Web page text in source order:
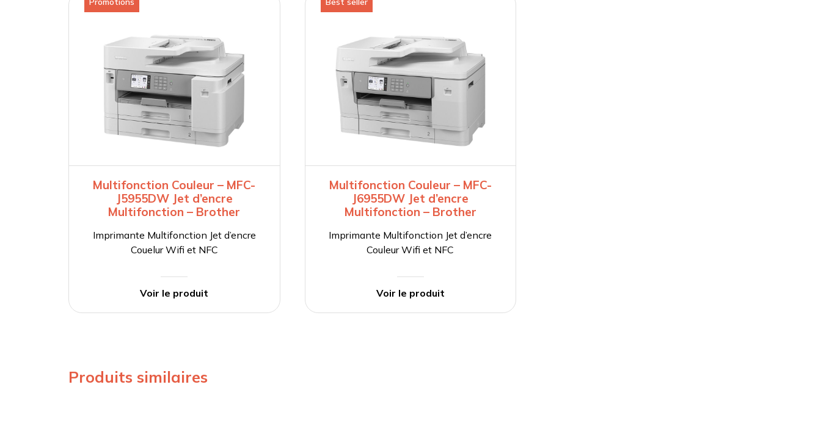
Multifonction Couleur – MFC-
J5955DW Jet d’encre
Multifonction – Brother
Imprimante Multifonction Jet d’encre
Couelur Wifi et NFC
Voir le produit
Multifonction Couleur – MFC-
J6955DW Jet d’encre
Multifonction – Brother
Imprimante Multifonction Jet d’encre
Couleur Wifi et NFC
Voir le produit
Produits similaires